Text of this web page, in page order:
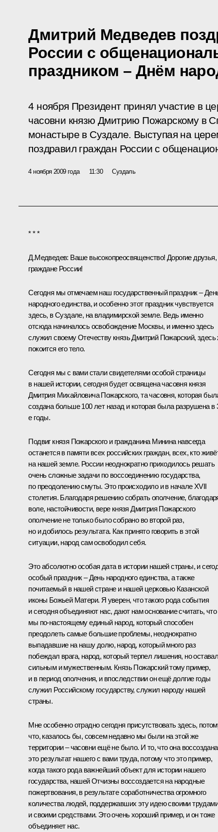
Дмитрий Медведев
России с
праздником – Днём
4 ноября Президент принял участие в
часовни князю Дмитрию Пожарскому в
монастыре в Суздале. Выступая на
поздравил граждан России с
4 ноября 2009 года 11:30 Суздаль
* * *
Д.Медведев: Ваше высокопреосвященство! Дорогие друзья,
граждане России!
Сегодня мы отмечаем наш государственный праздник –
народного единства, и особенно этот праздник чувствуется
здесь, в Суздале, на владимирской земле. Ведь именно
отсюда начиналось освобождение Москвы, и именно здесь
служил своему Отечеству князь Дмитрий Пожарский, здесь
покоится его тело.
Сегодня мы с вами стали свидетелями особой страницы
в нашей истории, сегодня будет освящена часовня князя
Дмитрия Михайловича Пожарского, та часовня, которая
создана больше 100 лет назад и которая была разрушена в
е годы.
Подвиг князя Пожарского и гражданина Минина навсегда
останется в памяти всех российских граждан, всех, кто
на нашей земле. России неоднократно приходилось решать
очень сложные задачи по воссоединению государства,
по преодолению смуты. Это происходило и в начале XVII
столетия. Благодаря решению собрать ополчение,
воле, настойчивости, вере князя Дмитрия Пожарского
ополчение не только было собрано во второй раз,
но и добилось результата. Как принято говорить в этой
ситуации, народ сам освободил себя.
Это абсолютно особая дата в истории нашей страны, и
особый праздник – День народного единства, а также
почитаемый в нашей стране и нашей церковью Казанской
иконы Божьей Матери. Я уверен, что такого рода события
и сегодня объединяют нас, дают нам основание считать, что
мы по‑настоящему единый народ, который способен
преодолеть самые большие проблемы, неоднократно
выпадавшие на нашу долю, народ, который много раз
побеждал врага, народ, который терпел лишения, но
сильным и мужественным. Князь Пожарский тому пример,
и в период ополчения, и впоследствии он ещё долгие годы
служил Российскому государству, служил народу нашей
страны.
Мне особенно отрадно сегодня присутствовать здесь,
что, казалось бы, совсем недавно мы были на этой же
территории – часовни ещё не было. И то, что она
это результат нашего с вами труда, потому что это пример,
когда такого рода важнейший объект для истории нашего
государства, нашей Отчизны воссоздается на народные
пожертвования, в результате соработничества огромного
количества людей, поддержавших эту идею своими трудами
и своими средствами. Это очень хороший пример, и он тоже
объединяет нас.